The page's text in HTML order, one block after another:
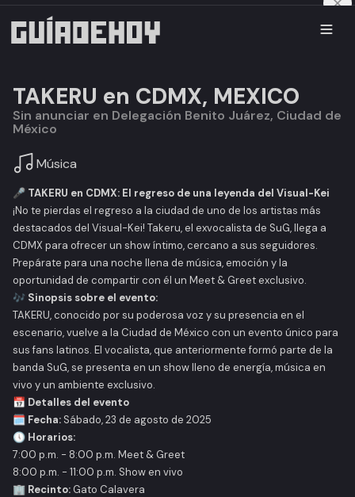
TAKERU en CDMX, MEXICO
Sin anunciar en Delegación Benito Juárez, Ciudad de
México
Música
🎤 TAKERU en CDMX: El regreso de una leyenda del Visual-Kei
¡No te pierdas el regreso a la ciudad de uno de los artistas más
destacados del Visual-Kei! Takeru, el exvocalista de SuG, llega a
CDMX para ofrecer un show íntimo, cercano a sus seguidores.
Prepárate para una noche llena de música, emoción y la
oportunidad de compartir con él un Meet & Greet exclusivo.
🎶 Sinopsis sobre el evento:
TAKERU, conocido por su poderosa voz y su presencia en el
escenario, vuelve a la Ciudad de México con un evento único para
sus fans latinos. El vocalista, que anteriormente formó parte de la
banda SuG, se presenta en un show lleno de energía, música en
vivo y un ambiente exclusivo.
📅 Detalles del evento
🗓 Fecha: Sábado, 23 de agosto de 2025
🕔 Horarios:
7:00 p.m. - 8:00 p.m. Meet & Greet
8:00 p.m. - 11:00 p.m. Show en vivo
🏢 Recinto: Gato Calavera